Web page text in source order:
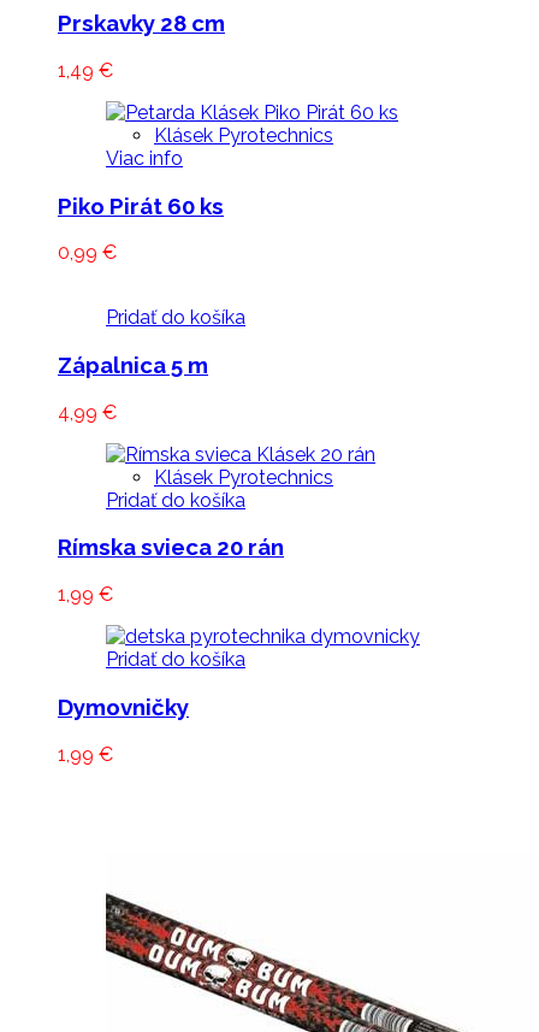
Prskavky 28 cm
1,49 €
Klásek Pyrotechnics
Viac info
Piko Pirát 60 ks
0,99 €
Pridať do košíka
Zápalnica 5 m
4,99 €
Klásek Pyrotechnics
Pridať do košíka
Rímska svieca 20 rán
1,99 €
Pridať do košíka
Dymovničky
1,99 €